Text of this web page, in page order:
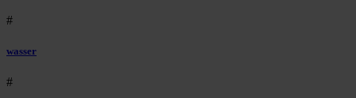
#
wasser
#